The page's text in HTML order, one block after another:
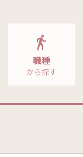
職種
から探す